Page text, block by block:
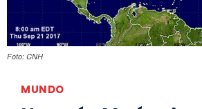
Foto: CNH
MUNDO